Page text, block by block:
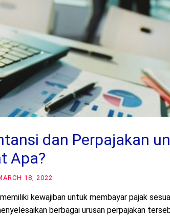
dan Perpajakan
Apa?
18, 2022
kewajiban untuk membayar pajak
berbagai urusan perpajakan